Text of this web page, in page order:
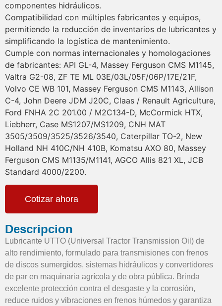
componentes hidráulicos.
Compatibilidad con múltiples fabricantes y equipos,
permitiendo la reducción de inventarios de lubricantes y
simplificando la logística de mantenimiento.
Cumple con normas internacionales y homologaciones
de fabricantes: API GL-4, Massey Ferguson CMS M1145,
Valtra G2-08, ZF TE ML 03E/03L/05F/06P/17E/21F,
Volvo CE WB 101, Massey Ferguson CMS M1143, Allison
C-4, John Deere JDM J20C, Claas / Renault Agriculture,
Ford FNHA 2C 201.00 / M2C134-D, McCormick HTX,
Liebherr, Case MS1207/MS1209, CNH MAT
3505/3509/3525/3526/3540, Caterpillar TO-2, New
Holland NH 410C/NH 410B, Komatsu AXO 80, Massey
Ferguson CMS M1135/M1141, AGCO Allis 821 XL, JCB
Standard 4000/2200.
Cotizar ahora
Descripcion
Lubricante UTTO (Universal Tractor Transmission Oil) de
alto rendimiento, formulado para transmisiones con frenos
de discos sumergidos, sistemas hidráulicos y convertidores
de par en maquinaria agrícola y de obra pública. Brinda
excelente protección contra el desgaste y la corrosión,
reduce ruidos y vibraciones en frenos húmedos y garantiza